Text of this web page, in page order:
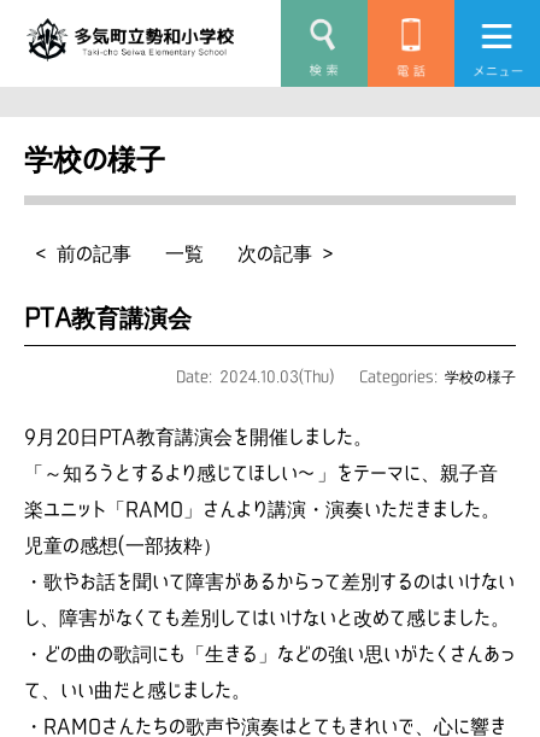
学校の様子
< 前の記事 一覧 次の記事 >
PTA教育講演会
Date: 2024.10.03(Thu) Categories: 学校の様子
9月20日PTA教育講演会を開催しました。
「～知ろうとするより感じてほしい〜」をテーマに、親子音
楽ユニット「RAMO」さんより講演・演奏いただきました。
児童の感想(一部抜粋）
・歌やお話を聞いて障害があるからって差別するのはいけない
し、障害がなくても差別してはいけないと改めて感じました。
・どの曲の歌詞にも「生きる」などの強い思いがたくさんあっ
て、いい曲だと感じました。
・RAMOさんたちの歌声や演奏はとてもきれいで、心に響き